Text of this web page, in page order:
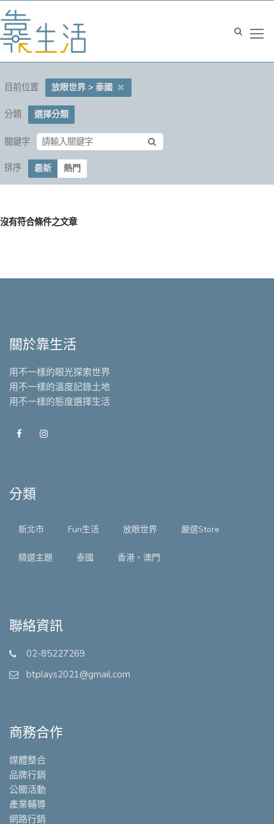
目前位置 放眼世界 > 泰國
分類 選擇分類
關鍵字
排序 最新 熱門
沒有符合條件之文章
關於靠生活
用不一樣的眼光探索世界
用不一樣的溫度記錄土地
用不一樣的態度選擇生活
分類
新北市 Fun生活 放眼世界 嚴選Store
精選主題 泰國 香港、澳門
聯絡資訊
02-85227269
btplays2021@gmail.com
商務合作
媒體整合
品牌行銷
公關活動
產業輔導
網路行銷